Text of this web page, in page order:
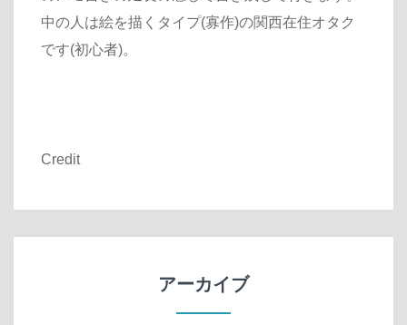
中の人は絵を描くタイプ(寡作)の関西在住オタク
です(初心者)。
Credit
アーカイブ